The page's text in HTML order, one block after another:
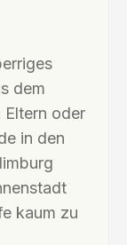
dem
Eltern oder
in den
kaum zu